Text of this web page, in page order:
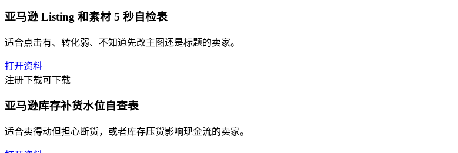
亚马逊 Listing 和素材 5 秒自检表
适合点击有、转化弱、不知道先改主图还是标题的卖家。
打开资料
注册下载可下载
亚马逊库存补货水位自查表
适合卖得动但担心断货，或者库存压货影响现金流的卖家。